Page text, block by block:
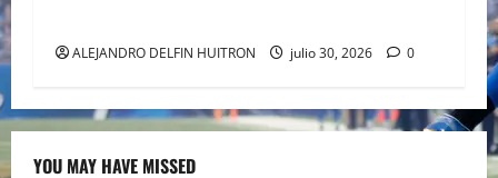
ALEJANDRO DELFIN HUITRON julio 30, 2026 0
YOU MAY HAVE MISSED